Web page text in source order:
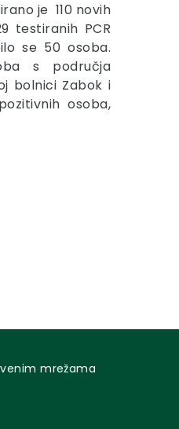
je 110 novih
testiranih PCR
se 50 osoba.
s područja
bolnici Zabok i
osoba,
mrežama